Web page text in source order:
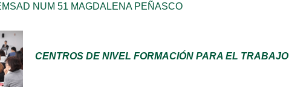
NUM 51 MAGDALENA PEÑASCO
CENTROS DE NIVEL FORMACIÓN PARA EL TRABAJO